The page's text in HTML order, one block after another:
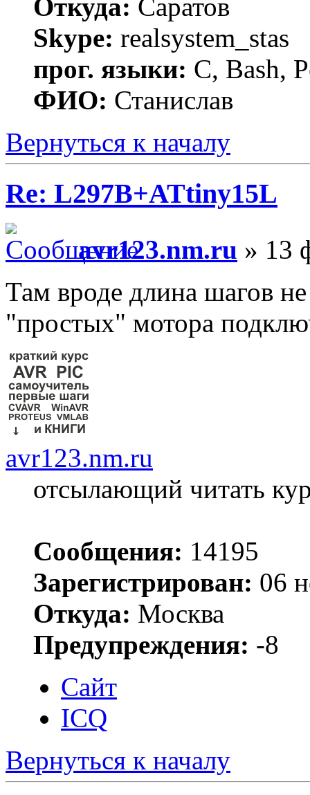
Откуда: Саратов
Skype: realsystem_stas
прог. языки: C, Bash,
ФИО: Станислав
Вернуться к началу
Re: L297B+ATtiny15L
avr123.nm.ru » 13
Там вроде длина шагов
"простых" мотора
avr123.nm.ru
отсылающий читать
Сообщения: 14195
Зарегистрирован: 06
Откуда: Москва
Предупреждения: -8
Сайт
ICQ
Вернуться к началу